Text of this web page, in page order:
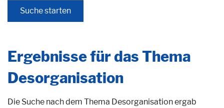
Ergebnisse für das Thema
Desorganisation
Die Suche nach dem Thema Desorganisation ergab